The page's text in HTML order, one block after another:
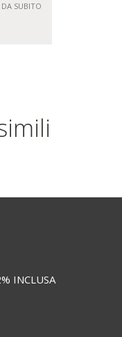
SUBITO
INCLUSA